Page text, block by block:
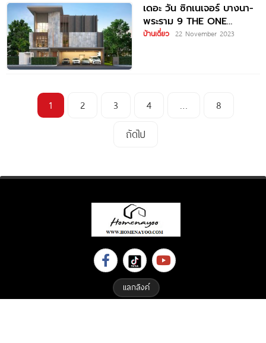
เดอะ วัน ซิกเนเจอร์ บางนา-
พระราม 9 THE ONE
Signature Bangna-Rama
บ้านเดี่ยว 22 November 2023
1 2 3 4 …
8
ถัดไป
แลกลิงค์